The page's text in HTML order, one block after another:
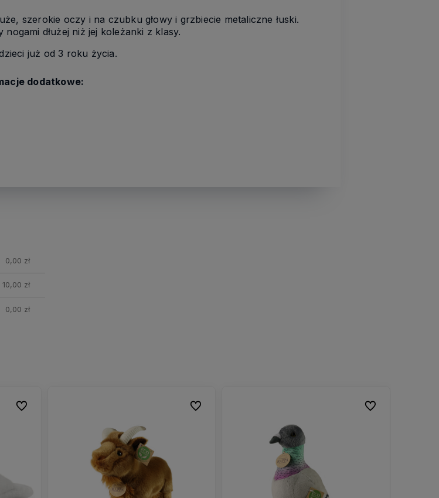
szerokie oczy i na czubku głowy i grzbiecie metaliczne łuski.
dłużej niż jej koleżanki z klasy.
już od 3 roku życia.
dodatkowe:
0,00 zł
10,00 zł
0,00 zł
Do ulubionych
Do ulubionych Do ulubionych
Do ulubionych Do ulubionych
Do ulubionych